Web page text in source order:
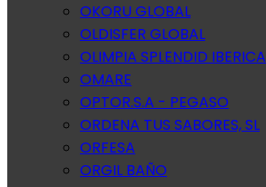
OKORU GLOBAL
OLDISFER GLOBAL
OLIMPIA SPLENDID IBERICA
OMARE
OPTOR.S.A - PEGASO
ORDENA TUS SABORES, SL
ORFESA
ORGIL BAÑO